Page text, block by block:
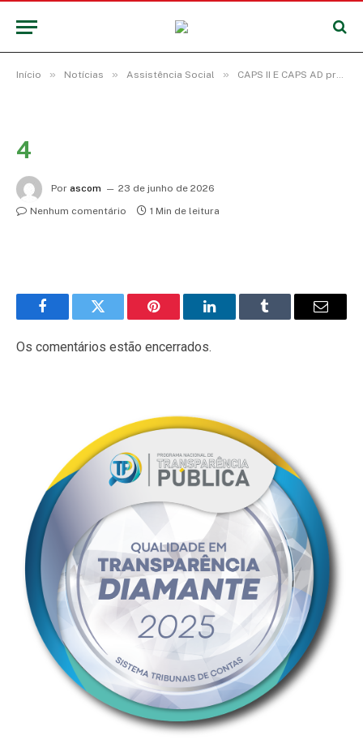
Início » Notícias » Assistência Social » CAPS II E CAPS AD promovem arraial com usuários e fortalecem ações de cuidado em saúde mental
4
Por ascom
23 de junho de 2026
Nenhum comentário
1 Min de leitura
FacebookTwitter Pinterest LinkedInTumblr
E-
Os comentários estão encerrados.